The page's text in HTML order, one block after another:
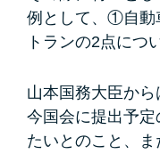
例として、①自動
トランの2点につ
山本国務大臣か
今国会に提出予
たいとのこと、